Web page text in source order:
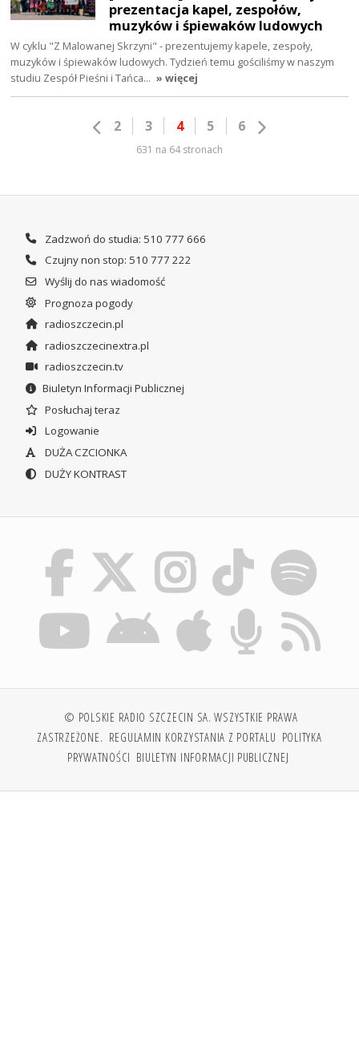
prezentacja kapel, zespołów,
muzyków i śpiewaków ludowych
W cyklu "Z Malowanej Skrzyni" - prezentujemy kapele, zespoły,
muzyków i śpiewaków ludowych. Tydzień temu gościliśmy w naszym
studiu Zespół Pieśni i Tańca… » więcej
2 3 4 5 6
631 na 64 stronach
Zadzwoń do studia: 510 777 666
Czujny non stop: 510 777 222
Wyślij do nas wiadomość
Prognoza pogody
radioszczecin.pl
radioszczecinextra.pl
radioszczecin.tv
Biuletyn Informacji Publicznej
Posłuchaj teraz
Logowanie
DUŻA CZCIONKA
DUŻY KONTRAST
© POLSKIE RADIO SZCZECIN SA. WSZYSTKIE PRAWA
ZASTRZEŻONE. REGULAMIN KORZYSTANIA Z PORTALU POLITYKA
PRYWATNOŚCI BIULETYN INFORMACJI PUBLICZNEJ